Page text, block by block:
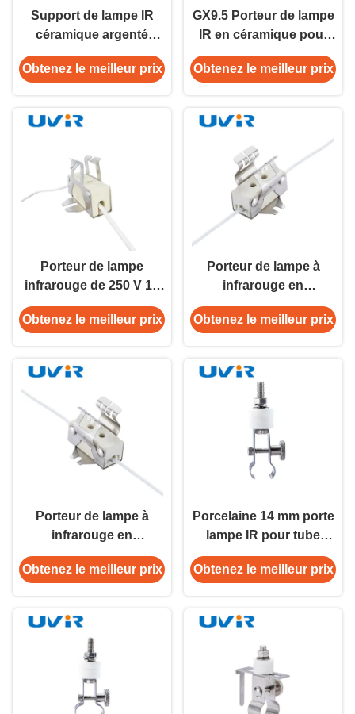
Support de lampe IR
céramique argenté
15x33mm pour tube
double ondes courtes
Obtenez le meilleur prix
GX9.5 Porteur de lampe
IR en céramique pour
appareil de chauffage à
tubes jumeaux 250V
Obtenez le meilleur prix
Porteur de lampe
infrarouge de 250 V 10
A avec pinceau en
aluminium céramique
Obtenez le meilleur prix
Porteur de lampe à
infrarouge en
céramique de 250 V à 5
KV pour appareils de
Obtenez le meilleur prix
Porteur de lampe à
infrarouge en
céramique K525K 10A
250V
Obtenez le meilleur prix
Porcelaine 14 mm porte
lampe IR pour tube
jumeau à ondes courtes
Obtenez le meilleur prix